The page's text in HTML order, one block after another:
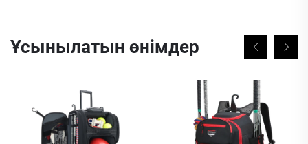
Ұсынылатын өнімдер